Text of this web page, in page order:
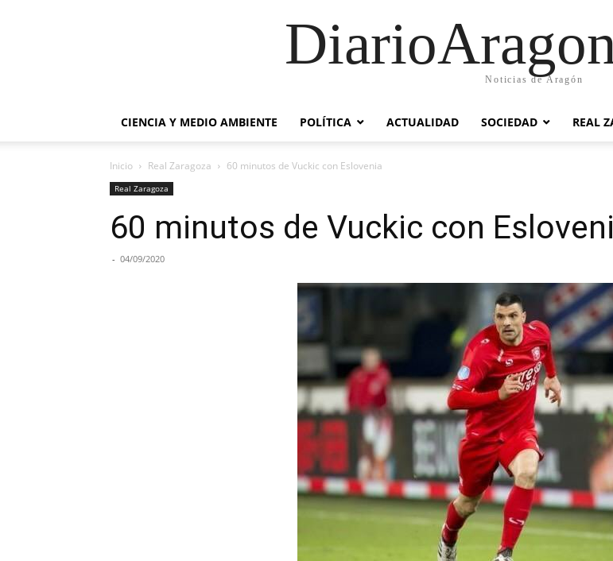
Noticias de Aragón
CIENCIA Y MEDIO AMBIENTE POLÍTICA ACTUALIDAD SOCIEDAD REAL
Inicio Real Zaragoza 60 minutos de Vuckic con Eslovenia
Real Zaragoza
60 minutos de Vuckic con
- 04/09/2020